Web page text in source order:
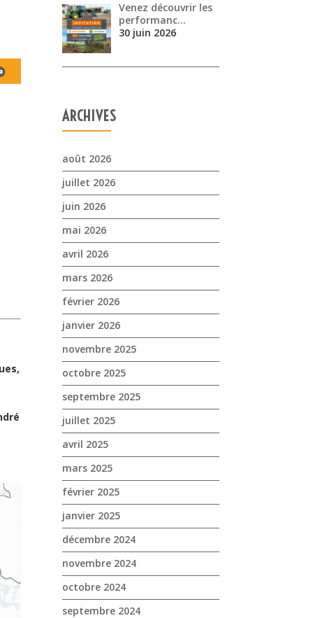
Venez découvrir les
performanc…
30 juin 2026
ARCHIVES
août 2026
juillet 2026
juin 2026
mai 2026
avril 2026
mars 2026
février 2026
janvier 2026
novembre 2025
octobre 2025
septembre 2025
juillet 2025
avril 2025
mars 2025
février 2025
janvier 2025
décembre 2024
novembre 2024
octobre 2024
septembre 2024